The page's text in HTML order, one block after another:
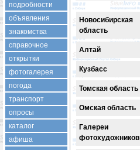
подробности
объявления
знакомства
справочное
открытки
фотогалерея
погода
транспорт
опросы
каталог
афиша
Новосибирская
область
Алтай
Кузбасс
Томская область
Омская область
Галереи
фотохудожников